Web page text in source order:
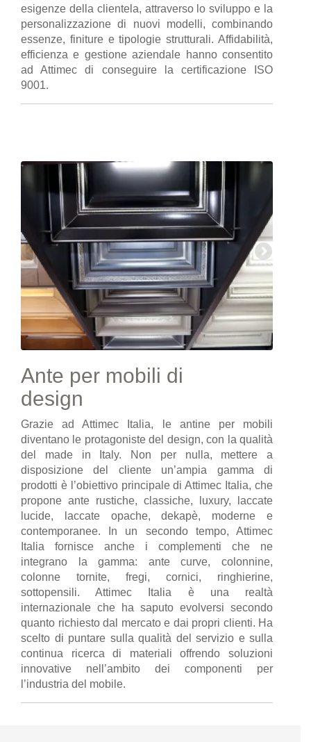
esigenze della clientela, attraverso lo sviluppo e la
personalizzazione di nuovi modelli, combinando
essenze, finiture e tipologie strutturali. Affidabilità,
efficienza e gestione aziendale hanno consentito
ad Attimec di conseguire la certificazione ISO
9001.
Ante per mobili di
design
Grazie ad Attimec Italia, le antine per mobili
diventano le protagoniste del design, con la qualità
del made in Italy. Non per nulla, mettere a
disposizione del cliente un’ampia gamma di
prodotti è l’obiettivo principale di Attimec Italia, che
propone ante rustiche, classiche, luxury, laccate
lucide, laccate opache, dekapè, moderne e
contemporanee. In un secondo tempo, Attimec
Italia fornisce anche i complementi che ne
integrano la gamma: ante curve, colonnine,
colonne tornite, fregi, cornici, ringhierine,
sottopensili. Attimec Italia è una realtà
internazionale che ha saputo evolversi secondo
quanto richiesto dal mercato e dai propri clienti. Ha
scelto di puntare sulla qualità del servizio e sulla
continua ricerca di materiali offrendo soluzioni
innovative nell’ambito dei componenti per
l’industria del mobile.